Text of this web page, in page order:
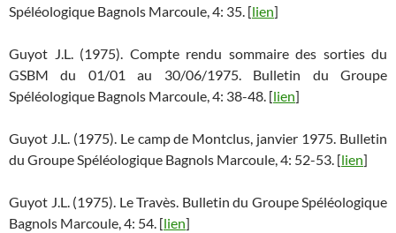
Spéléologique Bagnols Marcoule, 4: 35. [lien]
Guyot J.L. (1975). Compte rendu sommaire des sorties du
GSBM du 01/01 au 30/06/1975. Bulletin du Groupe
Spéléologique Bagnols Marcoule, 4: 38-48. [lien]
Guyot J.L. (1975). Le camp de Montclus, janvier 1975. Bulletin
du Groupe Spéléologique Bagnols Marcoule, 4: 52-53. [lien]
Guyot J.L. (1975). Le Travès. Bulletin du Groupe Spéléologique
Bagnols Marcoule, 4: 54. [lien]